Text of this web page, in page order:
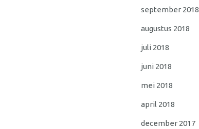
september 2018
augustus 2018
juli 2018
juni 2018
mei 2018
april 2018
december 2017